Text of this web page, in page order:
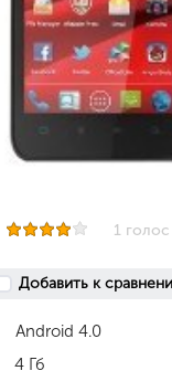
1 голос
Добавить к
Android 4.0
4 Гб